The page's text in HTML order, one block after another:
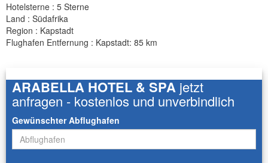
Hotelsterne : 5 Sterne
Land : Südafrika
Region : Kapstadt
Flughafen Entfernung : Kapstadt: 85 km
ARABELLA HOTEL & SPA jetzt
anfragen - kostenlos und unverbindlich
Gewünschter Abflughafen